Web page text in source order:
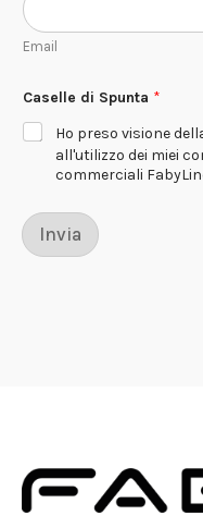
n
a
e
t
r
Email
Caselle di Spunta *
Ho preso visione
all'utilizzo dei miei
commerciali
Invia